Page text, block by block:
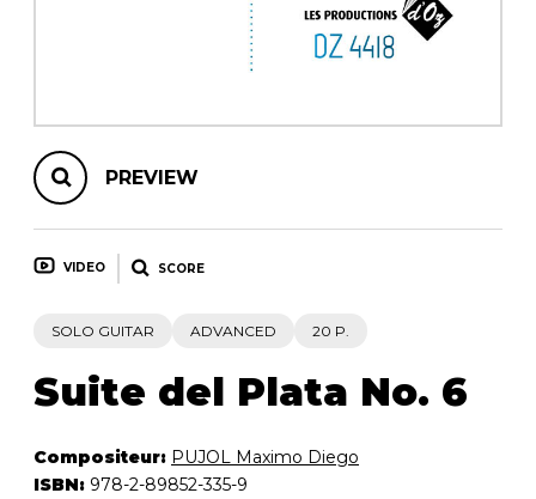
PREVIEW
VIDEO SCORE
SOLO GUITAR ADVANCED 20 P.
Suite del Plata No. 6
Compositeur: PUJOL Maximo Diego
ISBN: 978-2-89852-335-9